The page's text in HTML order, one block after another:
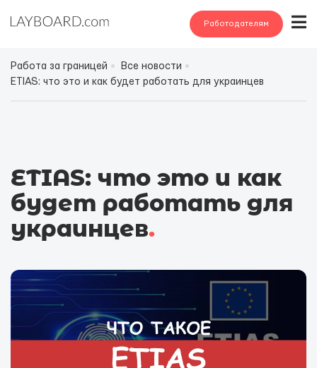
Работодателям
Работа за границей
Все новости
ETIAS: что это и как будет работать для украинцев
ETIAS: что это и как
будет работать для
украинцев.